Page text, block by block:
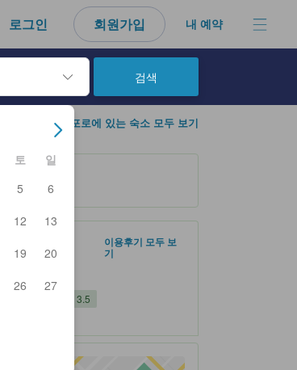
로그인 회원가입 내 예약
할 수 있습니다. 엔터 키를 사용해 특정 날짜를 선택
토
일
5
6
12
13
19
20
26
27
검색
삿포로에 있는 숙소 모두 보기
의 후기
이용후기 모두 보
기
3.7
위치 3.5
편안함 및 쾌적함 3.5
있고 정확하며 솔직한 정보로 고객님이 더 나은 선택